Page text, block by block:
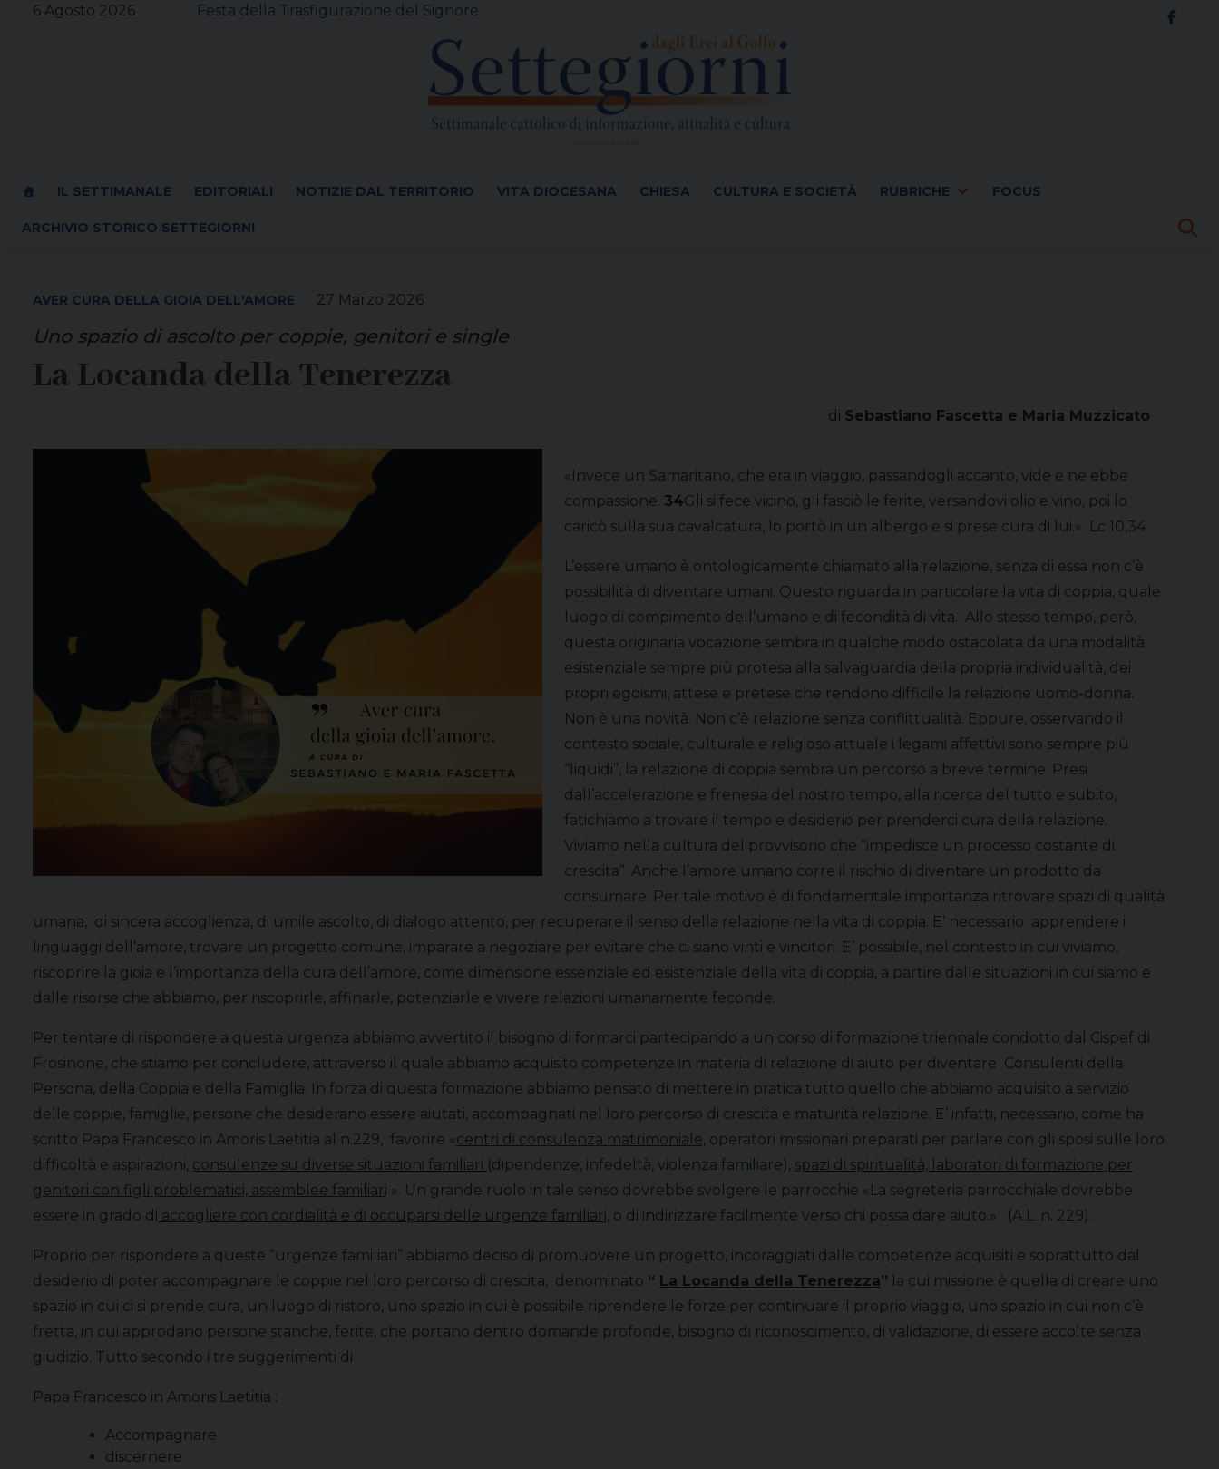
6 Agosto 2026 Festa della Trasfigurazione del Signore
IL SETTIMANALE EDITORIALI NOTIZIE DAL TERRITORIO VITA DIOCESANA CHIESA CULTURA E SOCIETÀ RUBRICHE FOCUS
ARCHIVIO STORICO SETTEGIORNI
27 Marzo 2026
AVER CURA DELLA GIOIA DELL'AMORE
Uno spazio di ascolto per coppie, genitori e single
La Locanda della Tenerezza
di Sebastiano Fascetta e Maria Muzzicato
«Invece un Samaritano, che era in viaggio, passandogli accanto, vide e ne ebbe
compassione. 34Gli si fece vicino, gli fasciò le ferite, versandovi olio e vino; poi lo
caricò sulla sua cavalcatura, lo portò in un albergo e si prese cura di lui.» Lc 10,34
L’essere umano è ontologicamente chiamato alla relazione, senza di essa non c’è
possibilità di diventare umani. Questo riguarda in particolare la vita di coppia, quale
luogo di compimento dell’umano e di fecondità di vita. Allo stesso tempo, però,
questa originaria vocazione sembra in qualche modo ostacolata da una modalità
esistenziale sempre più protesa alla salvaguardia della propria individualità, dei
propri egoismi, attese e pretese che rendono difficile la relazione uomo-donna.
Non è una novità. Non c’è relazione senza conflittualità. Eppure, osservando il
contesto sociale, culturale e religioso attuale i legami affettivi sono sempre più
“liquidi”, la relazione di coppia sembra un percorso a breve termine. Presi
dall’accelerazione e frenesia del nostro tempo, alla ricerca del tutto e subito,
fatichiamo a trovare il tempo e desiderio per prenderci cura della relazione.
Viviamo nella cultura del provvisorio che “impedisce un processo costante di
crescita”. Anche l’amore umano corre il rischio di diventare un prodotto da
consumare. Per tale motivo è di fondamentale importanza ritrovare spazi di qualità
umana, di sincera accoglienza, di umile ascolto, di dialogo attento, per recuperare il senso della relazione nella vita di coppia. E’ necessario apprendere i
linguaggi dell’amore, trovare un progetto comune, imparare a negoziare per evitare che ci siano vinti e vincitori. E’ possibile, nel contesto in cui viviamo,
riscoprire la gioia e l’importanza della cura dell’amore, come dimensione essenziale ed esistenziale della vita di coppia, a partire dalle situazioni in cui siamo e
dalle risorse che abbiamo, per riscoprirle, affinarle, potenziarle e vivere relazioni umanamente feconde.
Per tentare di rispondere a questa urgenza abbiamo avvertito il bisogno di formarci partecipando a un corso di formazione triennale condotto dal Cispef di
Frosinone, che stiamo per concludere, attraverso il quale abbiamo acquisito competenze in materia di relazione di aiuto per diventare Consulenti della
Persona, della Coppia e della Famiglia. In forza di questa formazione abbiamo pensato di mettere in pratica tutto quello che abbiamo acquisito a servizio
delle coppie, famiglie, persone che desiderano essere aiutati, accompagnati nel loro percorso di crescita e maturità relazione. E’ infatti, necessario, come ha
scritto Papa Francesco in Amoris Laetitia al n.229, favorire «centri di consulenza matrimoniale, operatori missionari preparati per parlare con gli sposi sulle loro
difficoltà e aspirazioni, consulenze su diverse situazioni familiari (dipendenze, infedeltà, violenza familiare), spazi di spiritualità, laboratori di formazione per
genitori con figli problematici, assemblee familiari ». Un grande ruolo in tale senso dovrebbe svolgere le parrocchie «La segreteria parrocchiale dovrebbe
essere in grado di accogliere con cordialità e di occuparsi delle urgenze familiari, o di indirizzare facilmente verso chi possa dare aiuto.» (A.L. n. 229).
Proprio per rispondere a queste “urgenze familiari” abbiamo deciso di promuovere un progetto, incoraggiati dalle competenze acquisiti e soprattutto dal
desiderio di poter accompagnare le coppie nel loro percorso di crescita, denominato “ La Locanda della Tenerezza” la cui missione è quella di creare uno
spazio in cui ci si prende cura, un luogo di ristoro, uno spazio in cui è possibile riprendere le forze per continuare il proprio viaggio, uno spazio in cui non c’è
fretta, in cui approdano persone stanche, ferite, che portano dentro domande profonde, bisogno di riconoscimento, di validazione, di essere accolte senza
giudizio. Tutto secondo i tre suggerimenti di
Papa Francesco in Amoris Laetitia :
Accompagnare
discernere